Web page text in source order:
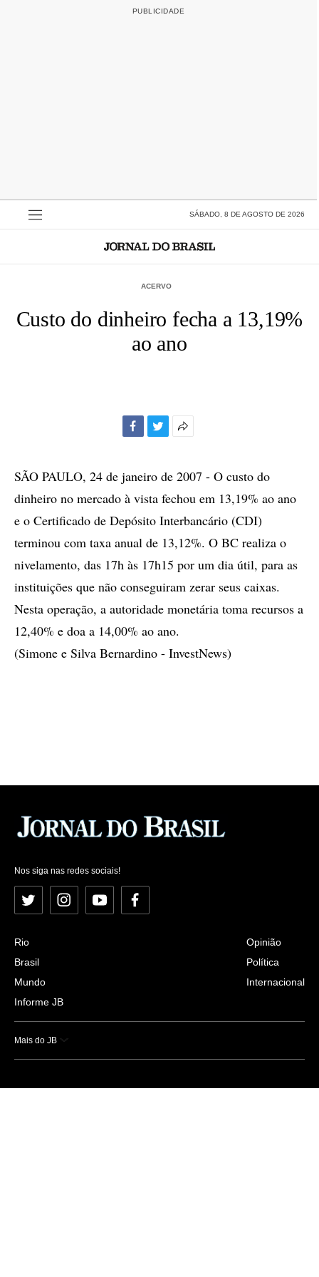
SÁBADO, 8 DE AGOSTO DE 2026
ACERVO
Custo do dinheiro fecha a 13,19%
ao ano
compartilhamento
SÃO PAULO, 24 de janeiro de 2007 - O custo do
dinheiro no mercado à vista fechou em 13,19% ao ano
e o Certificado de Depósito Interbancário (CDI)
terminou com taxa anual de 13,12%. O BC realiza o
nivelamento, das 17h às 17h15 por um dia útil, para as
instituições que não conseguiram zerar seus caixas.
Nesta operação, a autoridade monetária toma recursos a
12,40% e doa a 14,00% ao ano.
(Simone e Silva Bernardino - InvestNews)
Nos siga nas redes sociais!
Twitter InstagramYouTubeFacebook
Rio
Brasil
Mundo
Informe JB
Opinião
Política
Internacional
Mais do JB
Esportes